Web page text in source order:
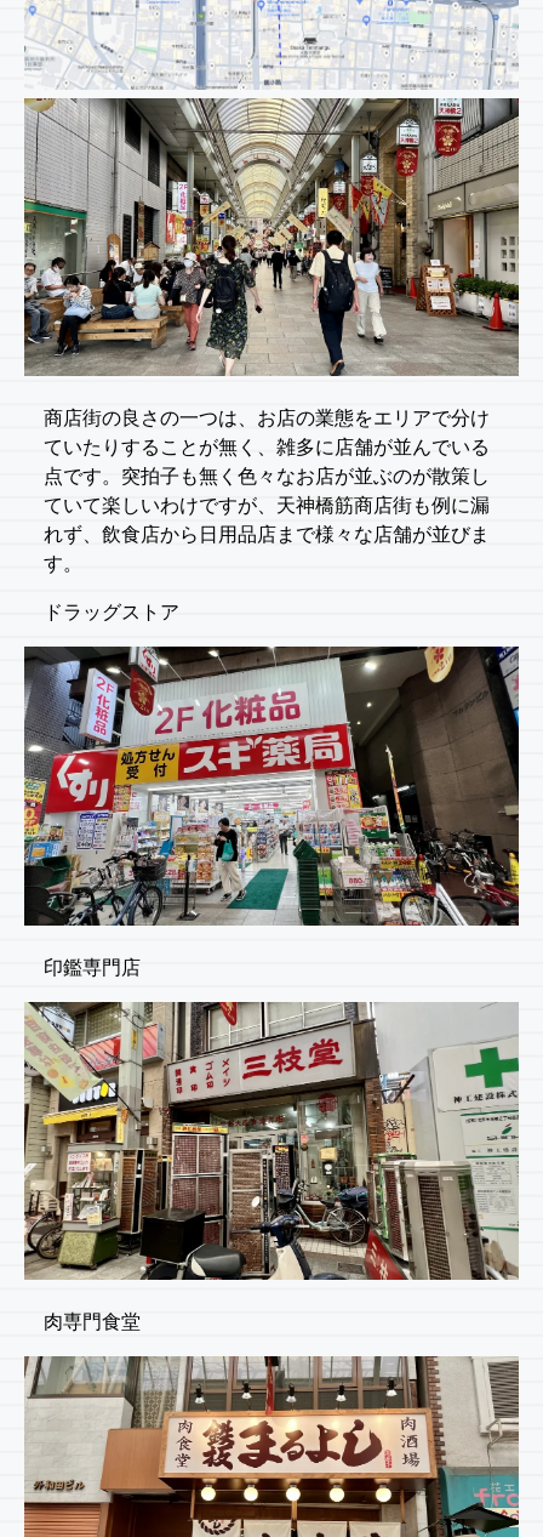
商店街の良さの一つは、お店の業態をエリアで分け
ていたりすることが無く、雑多に店舗が並んでいる
点です。突拍子も無く色々なお店が並ぶのが散策し
ていて楽しいわけですが、天神橋筋商店街も例に漏
れず、飲食店から日用品店まで様々な店舗が並びま
す。
ドラッグストア
印鑑専門店
肉専門食堂